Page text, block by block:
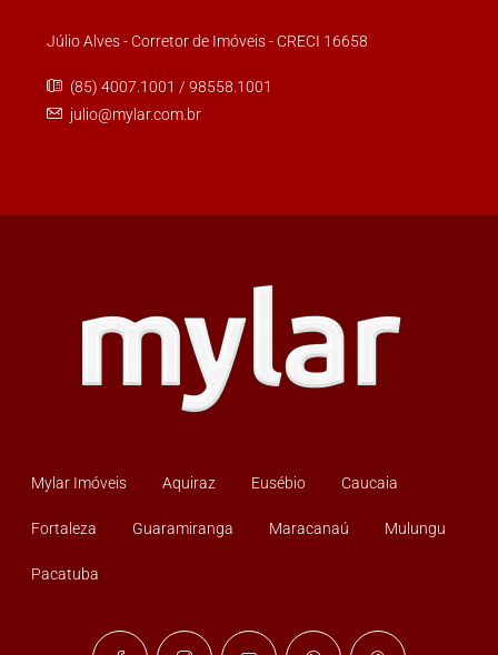
Júlio Alves - Corretor de Imóveis - CRECI 16658
(85) 4007.1001 / 98558.1001
julio@mylar.com.br
Mylar Imóveis Aquiraz Eusébio Caucaia
Fortaleza Guaramiranga Maracanaú Mulungu
Pacatuba